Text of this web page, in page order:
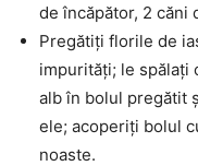
de încăpător, 2 căni
Pregătiți florile de
impurități; le spălați
alb în bolul pregătit
ele; acoperiți bolul
noaste.